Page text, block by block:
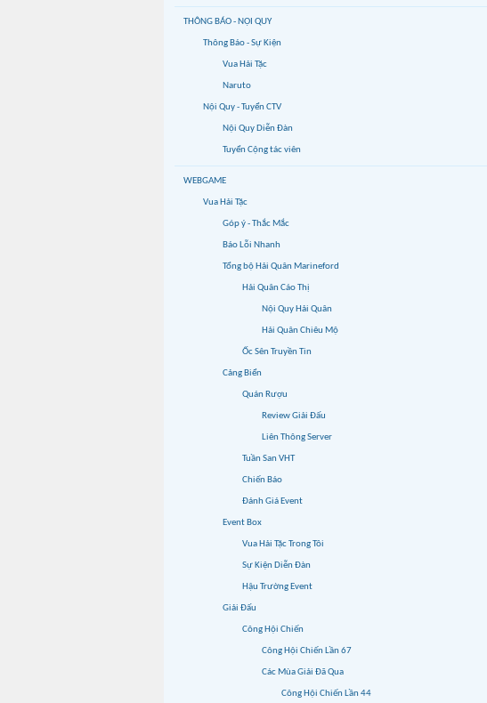
THÔNG BÁO - NỘI QUY
Thông Báo - Sự Kiện
Vua Hải Tặc
Naruto
Nội Quy - Tuyển CTV
Nội Quy Diễn Đàn
Tuyển Cộng tác viên
WEBGAME
Vua Hải Tặc
Góp ý - Thắc Mắc
Báo Lỗi Nhanh
Tổng bộ Hải Quân Marineford
Hải Quân Cáo Thị
Nội Quy Hải Quân
Hải Quân Chiêu Mộ
Ốc Sên Truyền Tin
Cảng Biển
Quán Rượu
Review Giải Đấu
Liên Thông Server
Tuần San VHT
Chiến Báo
Đánh Giá Event
Event Box
Vua Hải Tặc Trong Tôi
Sự Kiện Diễn Đàn
Hậu Trường Event
Giải Đấu
Công Hội Chiến
Công Hội Chiến Lần 67
Các Mùa Giải Đã Qua
Công Hội Chiến Lần 44